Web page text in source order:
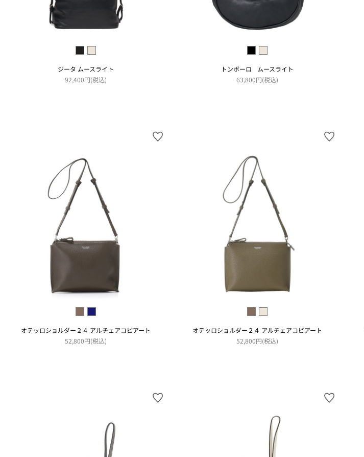
ジータ ムースライト
92,400円(税込)
トンボーロ ムースライト
63,800円(税込)
オテッロショルダー２４ アルチェアコピアート
52,800円(税込)
オテッロショルダー２４ アルチェアコピアート
52,800円(税込)